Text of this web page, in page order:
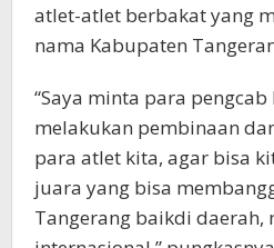
atlet-atlet berbakat yang
nama Kabupaten
“Saya minta para
melakukan pembinaan
para atlet kita, agar bisa
juara yang bisa
Tangerang baikdi daerah,